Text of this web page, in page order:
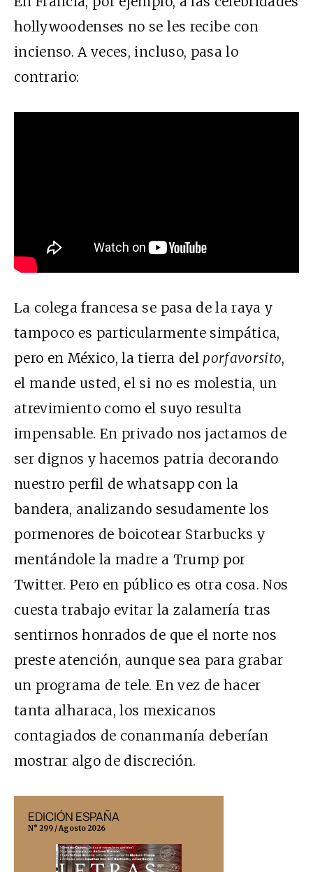
hollywoodenses no se les recibe con
incienso. A veces, incluso, pasa lo
contrario:
La colega francesa se pasa de la raya y
tampoco es particularmente simpática,
pero en México, la tierra del porfavorsito,
el mande usted, el si no es molestia, un
atrevimiento como el suyo resulta
impensable. En privado nos jactamos de
ser dignos y hacemos patria decorando
nuestro perfil de whatsapp con la
bandera, analizando sesudamente los
pormenores de boicotear Starbucks y
mentándole la madre a Trump por
Twitter. Pero en público es otra cosa. Nos
cuesta trabajo evitar la zalamería tras
sentirnos honrados de que el norte nos
preste atención, aunque sea para grabar
un programa de tele. En vez de hacer
tanta alharaca, los mexicanos
contagiados de conanmanía deberían
mostrar algo de discreción.
EDICIÓN ESPAÑA
N° 299 / Agosto 2026